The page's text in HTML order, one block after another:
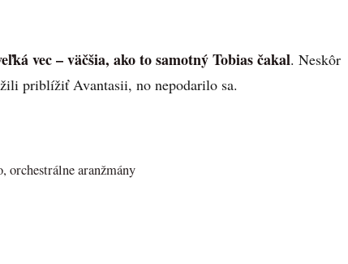
vec – väčšia, ako to samotný Tobias čakal. Neskôr
priblížiť Avantasii, no nepodarilo sa.
orchestrálne aranžmány